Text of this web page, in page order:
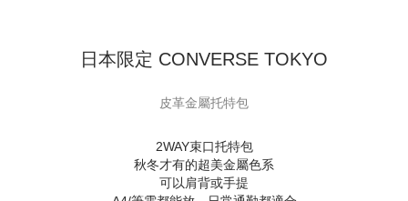
日本限定 CONVERSE TOKYO
皮革金屬托特包
2WAY束口托特包
秋冬才有的超美金屬色系
可以肩背或手提